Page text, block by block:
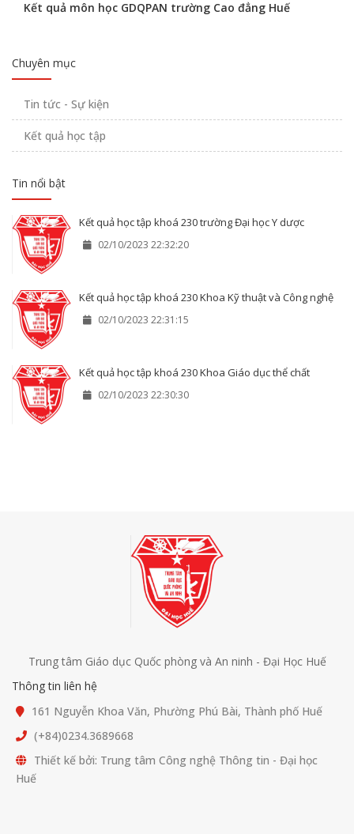
Kết quả môn học GDQPAN trường Cao đẳng Huế
Chuyên mục
Tin tức - Sự kiện
Kết quả học tập
Tin nổi bật
Kết quả học tập khoá 230 trường Đại học Y dược
02/10/2023 22:32:20
Kết quả học tập khoá 230 Khoa Kỹ thuật và Công nghệ
02/10/2023 22:31:15
Kết quả học tập khoá 230 Khoa Giáo dục thể chất
02/10/2023 22:30:30
Trung tâm Giáo dục Quốc phòng và An ninh - Đại Học Huế
Thông tin liên hệ
161 Nguyễn Khoa Văn, Phường Phú Bài, Thành phố Huế
(+84)0234.3689668
Thiết kế bởi: Trung tâm Công nghệ Thông tin - Đại học
Huế